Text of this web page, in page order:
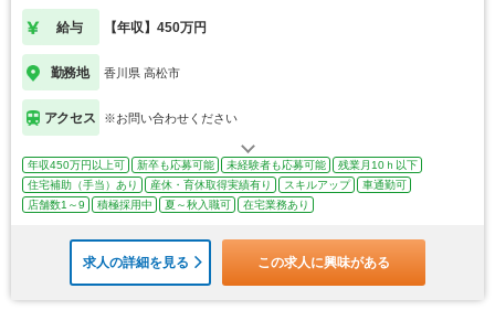
給与 【年収】450万円
勤務地 香川県 高松市
アクセス ※お問い合わせください
年収450万円以上可 新卒も応募可能 未経験者も応募可能
残業月10ｈ以下
住宅補助（手当）あり
産休・育休取得実績有り スキルアップ
車通勤可
店舗数1～9
積極採用中 夏～秋入職可 在宅業務あり
求人の詳細を見る この求人に興味がある